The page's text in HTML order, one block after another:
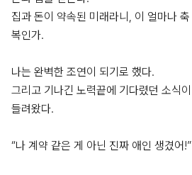
집과 돈이 약속된 미래라니, 이 얼마나 축
복인가.
나는 완벽한 조연이 되기로 했다.
그리고 기나긴 노력끝에 기다렸던 소식이
들려왔다.
“나 계약 같은 게 아닌 진짜 애인 생겼어!”